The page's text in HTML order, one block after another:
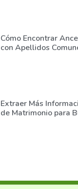
Cómo Encontrar
con Apellidos
Extraer Más
de Matrimonio para